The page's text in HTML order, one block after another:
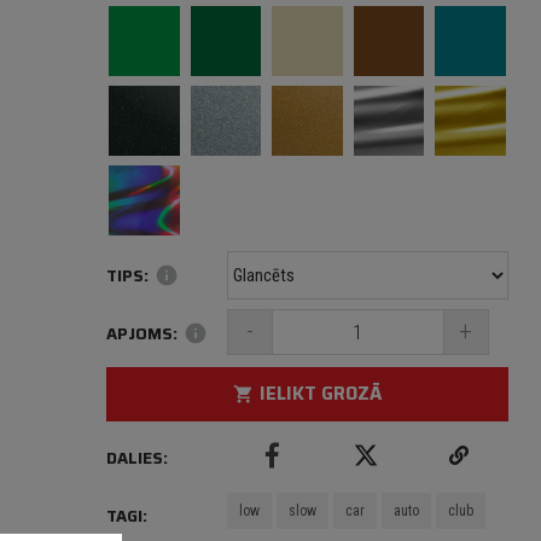
TIPS: info
APJOMS: info - +
shopping_cart IELIKT GROZĀ
DALIES:
TAGI: low slow car auto club